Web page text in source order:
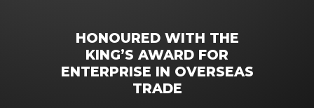
HONOURED WITH THE
KING’S AWARD FOR
ENTERPRISE IN OVERSEAS
TRADE